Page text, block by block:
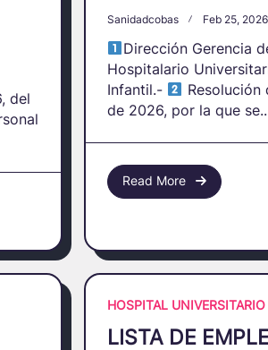
del
Sanidadcobas Feb 25, 2026
Dirección Gerencia
Hospitalario
Infantil.-
Resolución
de 2026, por la que
Read More
HOSPITAL UNIVERSITARIO
LISTA DE